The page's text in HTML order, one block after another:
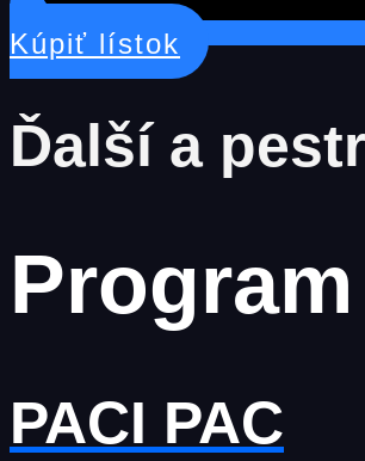
Kúpiť lístok
Ďalší a
Program
PACI PAC